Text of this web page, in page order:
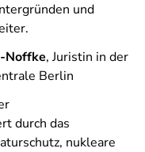
und
Noffke, Juristin in der
Berlin
durch das
nukleare